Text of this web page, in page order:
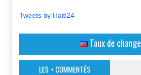
Tweets by Haiti24_
Taux de change
LES + COMMENTÉS